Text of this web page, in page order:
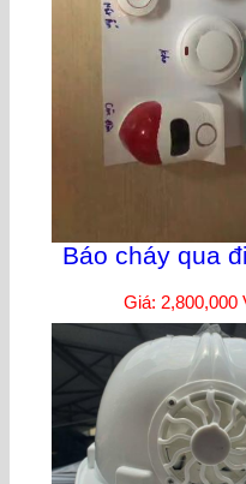
Báo cháy qua
Giá: 2,800,000